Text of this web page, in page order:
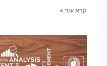
קרא עוד »